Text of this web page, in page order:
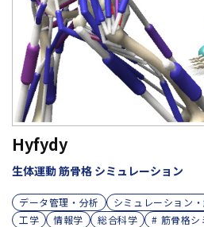
Hyfydy
生体運動 筋骨格 シミュレーション
データ管理・分析 シミュレーション
工学
情報学 総合科学
# 筋骨格シ